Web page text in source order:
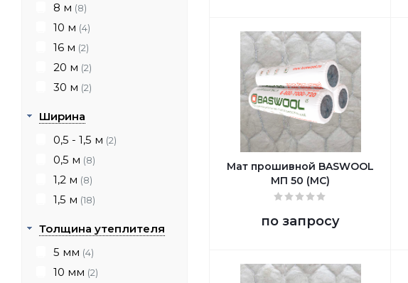
Мат прошивной BASWOOL
МП 50 (МС)
по запросу
8 м (8)
10 м (4)
16 м (2)
20 м (2)
30 м (2)
Ширина
0,5 - 1,5 м (2)
0,5 м (8)
1,2 м (8)
1,5 м (18)
Толщина утеплителя
5 мм (4)
10 мм (2)